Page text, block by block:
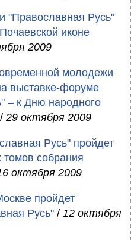
"Православная Русь"
иконе
2009
молодежи
выставке-форуме
– к Дню народного
/ 29 октября 2009
Русь" пройдет
томов собрания
октября 2009
пройдет
Русь" / 12 октября